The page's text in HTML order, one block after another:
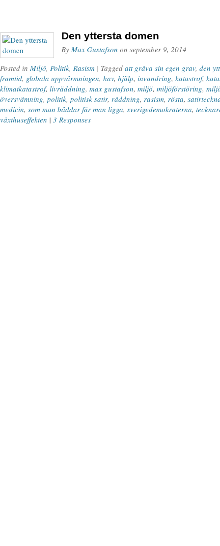
Den yttersta domen
By Max Gustafson on september 9, 2014
Posted in Miljö, Politik, Rasism | Tagged att gräva sin egen grav, den
framtid, globala uppvärmningen, hav, hjälp, invandring, katastrof,
klimatkatastrof, livräddning, max gustafson, miljö, miljöförstöring,
översvämning, politik, politisk satir, räddning, rasism, rösta,
medicin, som man bäddar får man ligga, sverigedemokraterna,
växthuseffekten | 3 Responses